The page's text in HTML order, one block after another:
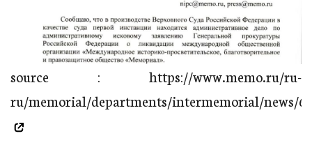
source : https://www.memo.ru/ru-
ru/memorial/departments/intermemorial/news/